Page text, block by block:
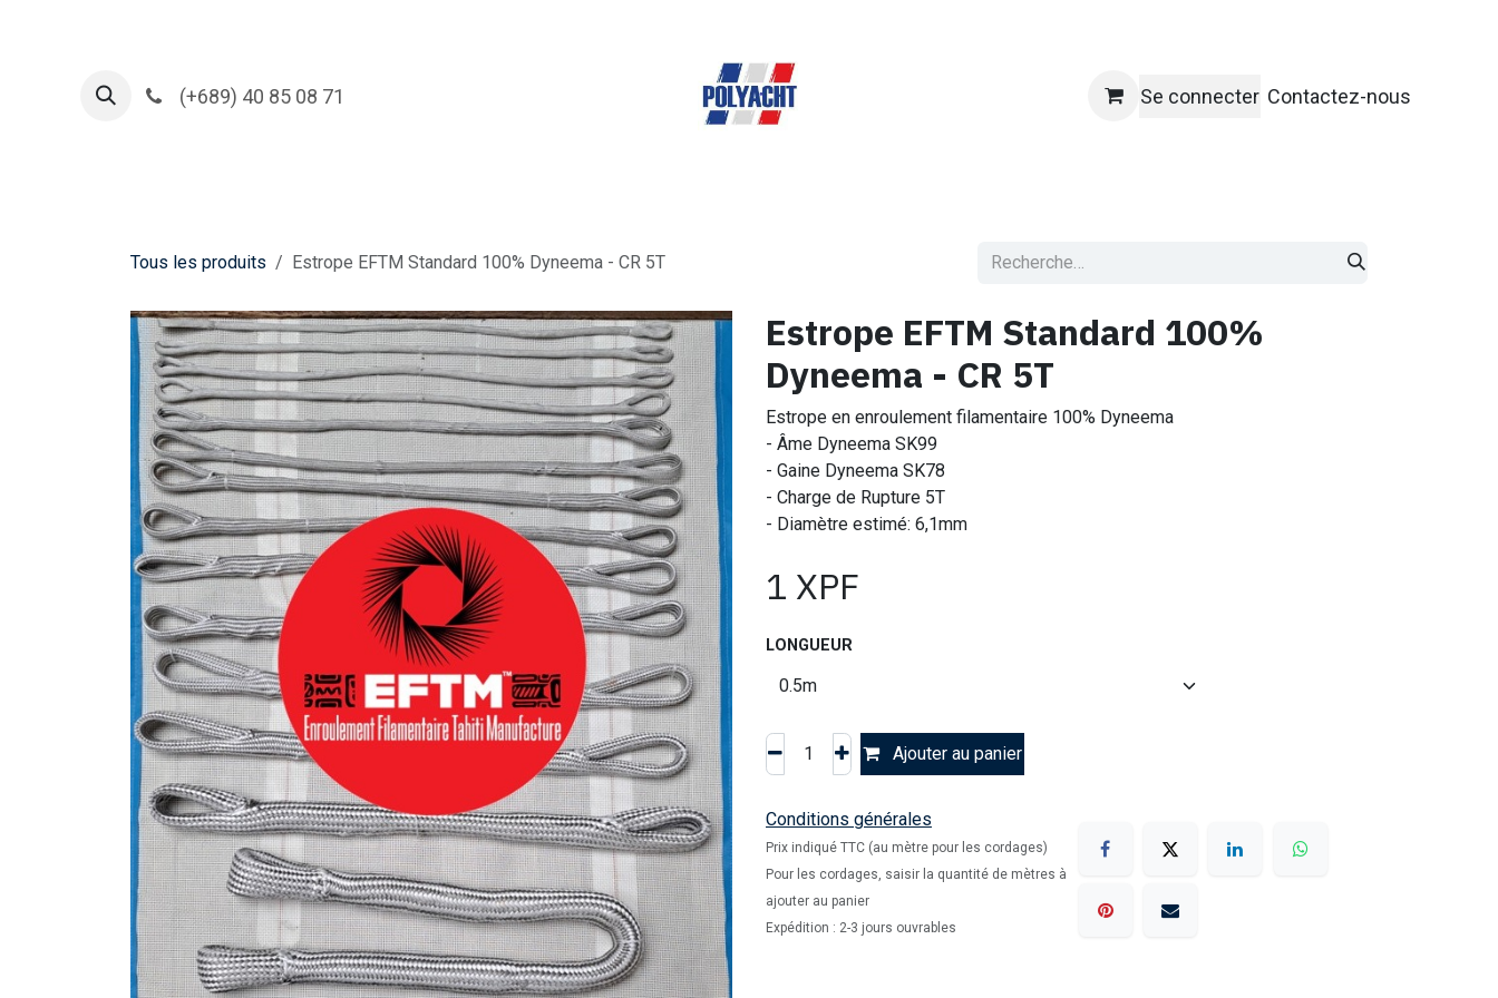
(+689) 40 85 08 71 Se connecter Contactez-nous
Tous les produits Estrope EFTM Standard 100% Dyneema - CR 5T
Estrope EFTM Standard 100%
Dyneema - CR 5T
Estrope en enroulement filamentaire 100% Dyneema
- Âme Dyneema SK99
- Gaine Dyneema SK78
- Charge de Rupture 5T
- Diamètre estimé: 6,1mm
1 XPF
LONGUEUR
Ajouter au panier
Conditions générales
Prix indiqué TTC (au mètre pour les cordages)
Pour les cordages, saisir la quantité de mètres à
ajouter au panier
Expédition : 2-3 jours ouvrables